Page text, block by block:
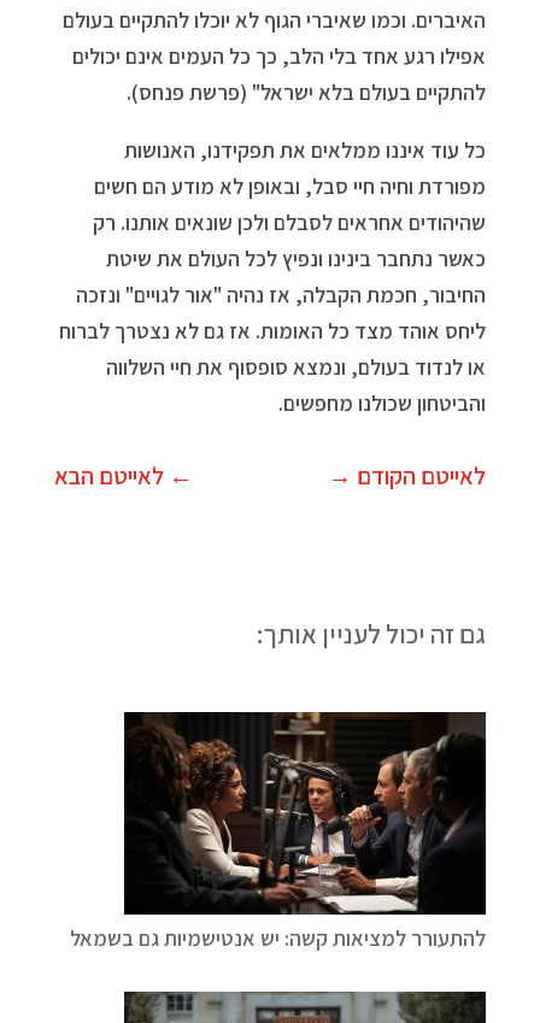
האיברים. וכמו שאיברי הגוף לא יוכלו להתקיים בעולם
אפילו רגע אחד בלי הלב, כך כל העמים אינם יכולים
להתקיים בעולם בלא ישראל" (פרשת פנחס).
כל עוד איננו ממלאים את תפקידנו, האנושות
מפורדת וחיה חיי סבל, ובאופן לא מודע הם חשים
שהיהודים אחראים לסבלם ולכן שונאים אותנו. רק
כאשר נתחבר בינינו ונפיץ לכל העולם את שיטת
החיבור, חכמת הקבלה, אז נהיה "אור לגויים" ונזכה
ליחס אוהד מצד כל האומות. אז גם לא נצטרך לברוח
או לנדוד בעולם, ונמצא סופסוף את חיי השלווה
והביטחון שכולנו מחפשים.
← לאייטם הבא לאייטם הקודם →
גם זה יכול לעניין אותך:
להתעורר למציאות קשה: יש אנטישמיות גם בשמאל